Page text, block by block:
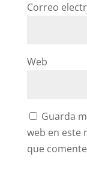
Correo
Web
Guarda
web en este
que